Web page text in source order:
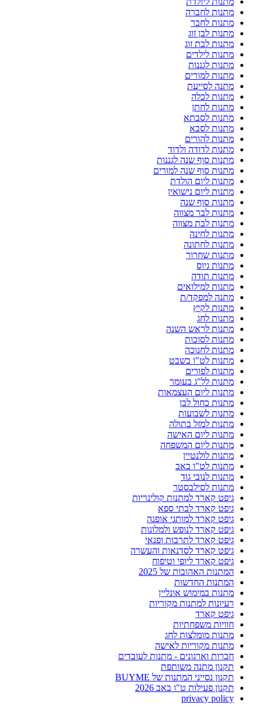
מתנות לחברה
מתנות לחבר
מתנות לבן זוג
מתנות לבת זוג
מתנות לילדים
מתנות לגננות
מתנות למורים
מתנה לסייעת
מתנות לכלה
מתנות לחתן
מתנות לסבתא
מתנות לסבא
מתנות להורים
מתנות לדודה ולדוד
מתנות סוף שנה לגננות
מתנות סוף שנה למורים
מתנות ליום הולדת
מתנות ליום נישואין
מתנות סוף שנה
מתנות לבר מצווה
מתנות לבת מצווה
מתנות לחינה
מתנות לחתונה
מתנות שחרור
מתנות גיוס
מתנות תודה
מתנות למילואים
מתנה למפקד/ת
מתנות לקיץ
מתנות לחג
מתנות לראש השנה
מתנות לסוכות
מתנות לחנוכה
מתנות לט"ו בשבט
מתנות לפורים
מתנות לל"ג בעומר
מתנות ליום העצמאות
מתנות כחול לבן
מתנות לשבועות
מתנות למזל בתולה
מתנות ליום האישה
מתנות ליום המשפחה
מתנות לולנטיין
מתנות לט"ו באב
מתנות לנובי גוד
מתנות לסילבסטר
גיפט קארד למתנות קולינריות
גיפט קארד לבתי ספא
גיפט קארד למותגי אופנה
גיפט קארד לנופש ולמלונות
גיפט קארד לתרבות ופנאי
גיפט קארד לסדנאות והעשרה
גיפט קארד ליופי וטיפוח
המתנות האהובות של 2025
המתנות החדשות
מתנות במימוש אונליין
רעיונות למתנות מקוריות
גיפט קארד
חוויות משפחתיות
מתנות מומלצות לחג
מתנות מקוריות לאישה
חברות וארגונים - מתנות לעובדים
תקנון מתנה משותפת
תקנון נסייני המתנות של BUYME
תקנון פעילות ט"ו באב 2026
privacy policy